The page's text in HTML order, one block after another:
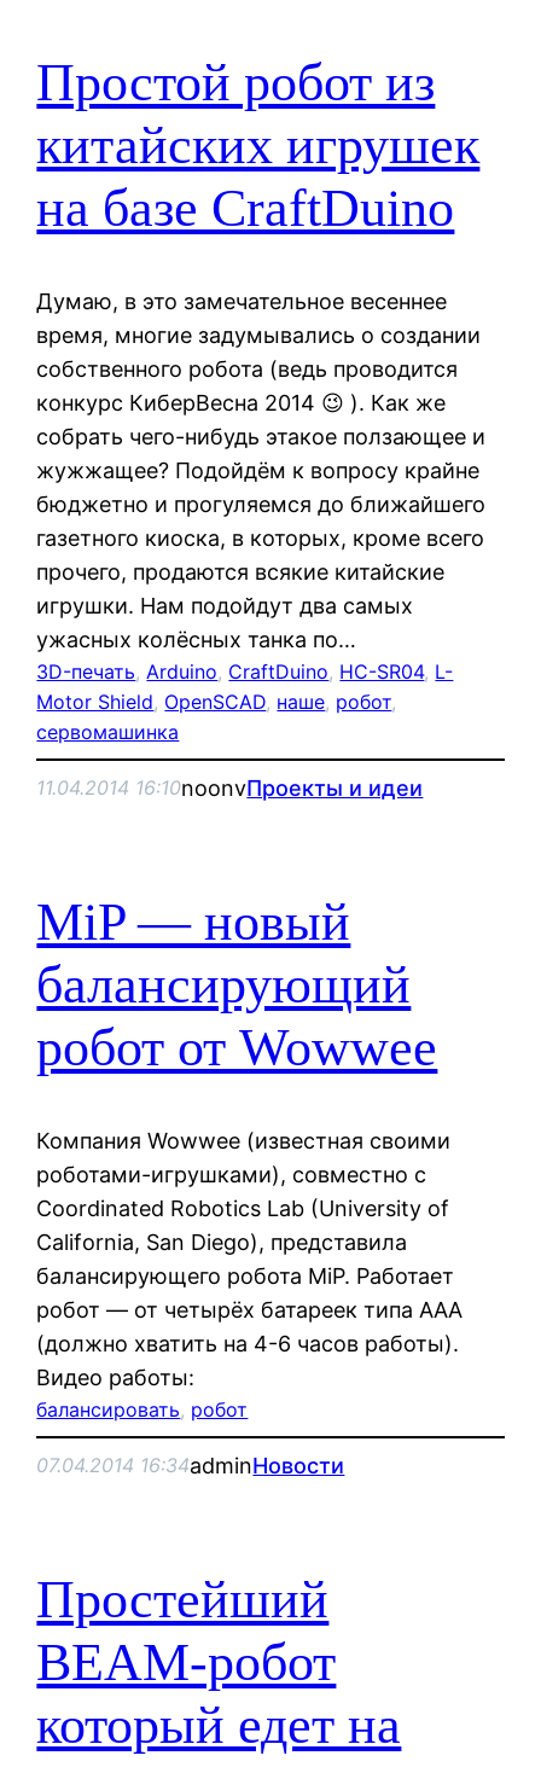
Простой робот из
китайских игрушек
на базе CraftDuino
Думаю, в это замечательное весеннее
время, многие задумывались о создании
собственного робота (ведь проводится
конкурс КиберВесна 2014 😉 ). Как же
собрать чего-нибудь этакое ползающее и
жужжащее? Подойдём к вопросу крайне
бюджетно и прогуляемся до ближайшего
газетного киоска, в которых, кроме всего
прочего, продаются всякие китайские
игрушки. Нам подойдут два самых
ужасных колёсных танка по…
3D-печать, Arduino, CraftDuino, HC-SR04, L-
Motor Shield, OpenSCAD, наше, робот
сервомашинка
11.04.2014 16:10noonvПроекты и идеи
MiP — новый
балансирующий
робот от Wowwee
Компания Wowwee (известная своими
роботами-игрушками), совместно с
Coordinated Robotics Lab (University of
California, San Diego), представила
балансирующего робота MiP. Работает
робот — от четырёх батареек типа AAA
(должно хватить на 4-6 часов работы).
Видео работы:
балансировать, робот
07.04.2014 16:34adminНовости
Простейший
BEAM-робот
который едет на